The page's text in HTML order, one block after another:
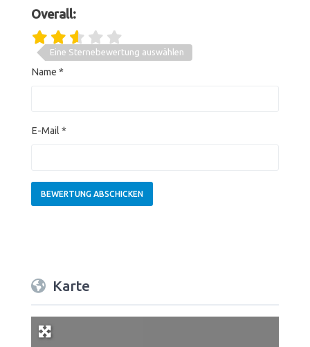
Overall:
Eine Sternebewertung auswählen
Name *
E-Mail *
Karte